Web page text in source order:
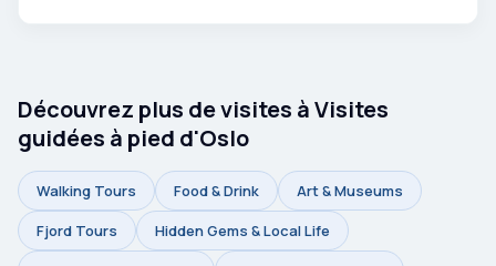
Découvrez plus de visites à Visites
guidées à pied d'Oslo
Walking Tours Food & Drink
Art & Museums
Fjord Tours
Hidden Gems & Local Life